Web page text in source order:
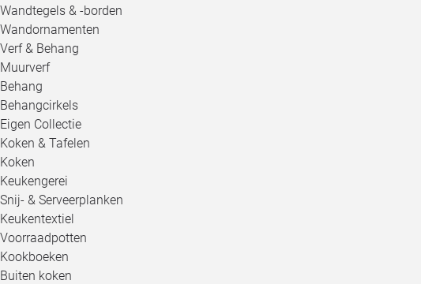
Wandtegels & -borden
Wandornamenten
Verf & Behang
Muurverf
Behang
Behangcirkels
Eigen Collectie
Koken & Tafelen
Koken
Keukengerei
Snij- & Serveerplanken
Keukentextiel
Voorraadpotten
Kookboeken
Buiten koken